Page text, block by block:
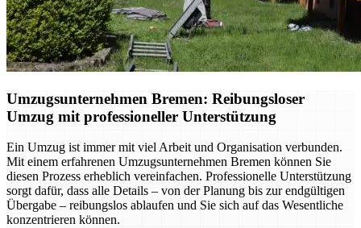
Umzugsunternehmen Bremen: Reibungsloser
Umzug mit professioneller Unterstützung
Ein Umzug ist immer mit viel Arbeit und Organisation verbunden.
Mit einem erfahrenen Umzugsunternehmen Bremen können Sie
diesen Prozess erheblich vereinfachen. Professionelle Unterstützung
sorgt dafür, dass alle Details – von der Planung bis zur endgültigen
Übergabe – reibungslos ablaufen und Sie sich auf das Wesentliche
konzentrieren können.